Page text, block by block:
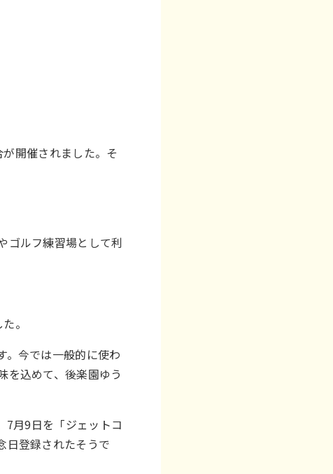
開催されました。そ
ゴルフ練習場として利
。
。今では一般的に使わ
を込めて、後楽園ゆう
月9日を「ジェットコ
日登録されたそうで